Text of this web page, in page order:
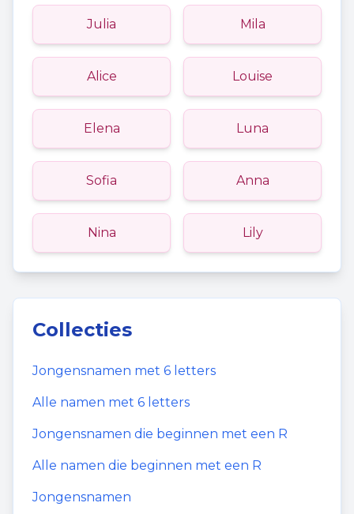
Julia Mila
Alice Louise
Elena Luna
Sofia Anna
Nina Lily
Collecties
Jongensnamen met 6 letters
Alle namen met 6 letters
Jongensnamen die beginnen met een R
Alle namen die beginnen met een R
Jongensnamen